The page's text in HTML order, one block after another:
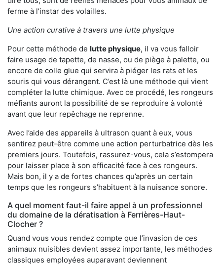
ferme à l’instar des volailles.
Une action curative à travers une lutte physique
Pour cette méthode de lutte physique, il va vous falloir
faire usage de tapette, de nasse, ou de piège à palette, ou
encore de colle glue qui servira à piéger les rats et les
souris qui vous dérangent. C’est là une méthode qui vient
compléter la lutte chimique. Avec ce procédé, les rongeurs
méfiants auront la possibilité de se reproduire à volonté
avant que leur repêchage ne reprenne.
Avec l’aide des appareils à ultrason quant à eux, vous
sentirez peut-être comme une action perturbatrice dès les
premiers jours. Toutefois, rassurez-vous, cela s’estompera
pour laisser place à son efficacité face à ces rongeurs.
Mais bon, il y a de fortes chances qu’après un certain
temps que les rongeurs s’habituent à la nuisance sonore.
A quel moment faut-il faire appel à un professionnel
du domaine de la dératisation à Ferrières-Haut-
Clocher ?
Quand vous vous rendez compte que l’invasion de ces
animaux nuisibles devient assez importante, les méthodes
classiques employées auparavant deviennent